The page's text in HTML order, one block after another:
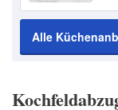
Alle